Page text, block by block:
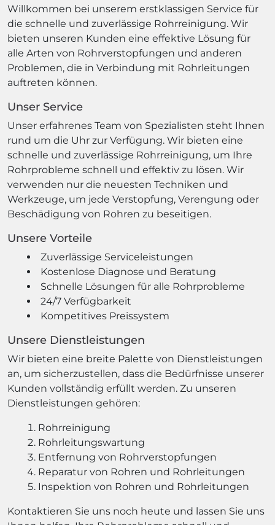
Willkommen bei unserem erstklassigen Service für
die schnelle und zuverlässige Rohrreinigung. Wir
bieten unseren Kunden eine effektive Lösung für
alle Arten von Rohrverstopfungen und anderen
Problemen, die in Verbindung mit Rohrleitungen
auftreten können.
Unser Service
Unser erfahrenes Team von Spezialisten steht Ihnen
rund um die Uhr zur Verfügung. Wir bieten eine
schnelle und zuverlässige Rohrreinigung, um Ihre
Rohrprobleme schnell und effektiv zu lösen. Wir
verwenden nur die neuesten Techniken und
Werkzeuge, um jede Verstopfung, Verengung oder
Beschädigung von Rohren zu beseitigen.
Unsere Vorteile
Zuverlässige Serviceleistungen
Kostenlose Diagnose und Beratung
Schnelle Lösungen für alle Rohrprobleme
24/7 Verfügbarkeit
Kompetitives Preissystem
Unsere Dienstleistungen
Wir bieten eine breite Palette von Dienstleistungen
an, um sicherzustellen, dass die Bedürfnisse unserer
Kunden vollständig erfüllt werden. Zu unseren
Dienstleistungen gehören:
Rohrreinigung
Rohrleitungswartung
Entfernung von Rohrverstopfungen
Reparatur von Rohren und Rohrleitungen
Inspektion von Rohren und Rohrleitungen
Kontaktieren Sie uns noch heute und lassen Sie uns